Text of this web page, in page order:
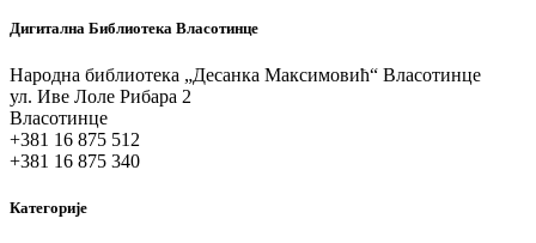
Дигитална Библиотека Власотинце
Народна библиотека „Десанка Максимовић“ Власотинце
ул. Иве Лоле Рибара 2
Власотинце
+381 16 875 512
+381 16 875 340
Категорије